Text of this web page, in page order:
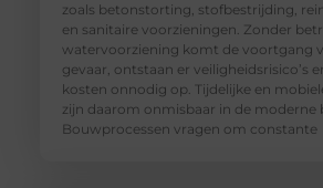
zoals betonstorting, stofbestrijding,
en sanitaire voorzieningen. Zonder
watervoorziening komt de voortgang
gevaar, ontstaan er veiligheidsrisico’s
kosten onnodig op. Tijdelijke en
zijn daarom onmisbaar in de moderne
Bouwprocessen vragen om constante